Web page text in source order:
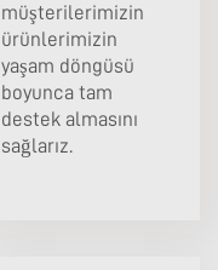
müşterilerimizin
ürünlerimizin
yaşam döngüsü
boyunca tam
destek almasını
sağlarız.